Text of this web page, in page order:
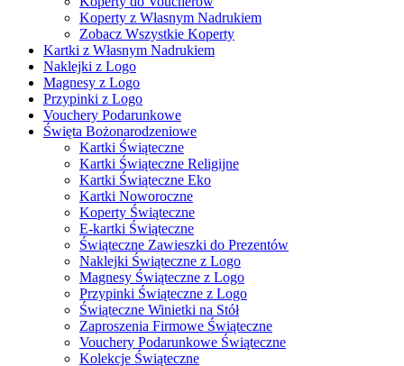
Koperty z Własnym Nadrukiem
Zobacz Wszystkie Koperty
Kartki z Własnym Nadrukiem
Naklejki z Logo
Magnesy z Logo
Przypinki z Logo
Vouchery Podarunkowe
Święta Bożonarodzeniowe
Kartki Świąteczne
Kartki Świąteczne Religijne
Kartki Świąteczne Eko
Kartki Noworoczne
Koperty Świąteczne
E-kartki Świąteczne
Świąteczne Zawieszki do Prezentów
Naklejki Świąteczne z Logo
Magnesy Świąteczne z Logo
Przypinki Świąteczne z Logo
Świąteczne Winietki na Stół
Zaproszenia Firmowe Świąteczne
Vouchery Podarunkowe Świąteczne
Kolekcje Świąteczne